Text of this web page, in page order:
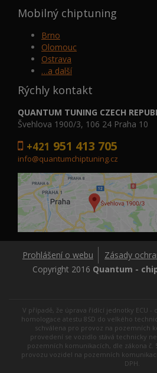
Mobilný chiptuning
Brno
Olomouc
Ostrava
…a další
Rýchly kontakt
QUANTUM TUNING CZECH
Švehlova 1900/3, 106 24 Praha 10
+421 951 413 705
info@quantumchiptuning.cz
Prohlášení o webu
Zásady
Copyright 2016 Quantum -
V případě, že úprava řídící jednotky ECU -
homologace atestu 8SD do velkého
schválena pro provoz na pozemních
provedení se vozidlo stává technicky
pozemních komunikacích, dle zákona č.
provozu vozidel na pozemních
DPH.